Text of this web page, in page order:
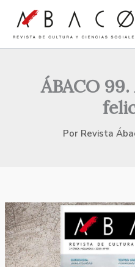
contenido
ÁBACO
Por Revista